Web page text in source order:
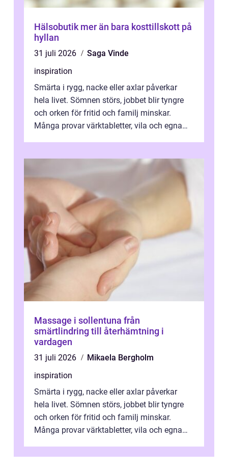
Hälsobutik mer än bara kosttillskott på
hyllan
31 juli 2026
Saga Vinde
inspiration
Smärta i rygg, nacke eller axlar påverkar
hela livet. Sömnen störs, jobbet blir tyngre
och orken för fritid och familj minskar.
Många provar värktabletter, vila och egna
Massage i sollentuna från
smärtlindring till återhämtning i
vardagen
31 juli 2026
Mikaela Bergholm
inspiration
Smärta i rygg, nacke eller axlar påverkar
hela livet. Sömnen störs, jobbet blir tyngre
och orken för fritid och familj minskar.
Många provar värktabletter, vila och egna